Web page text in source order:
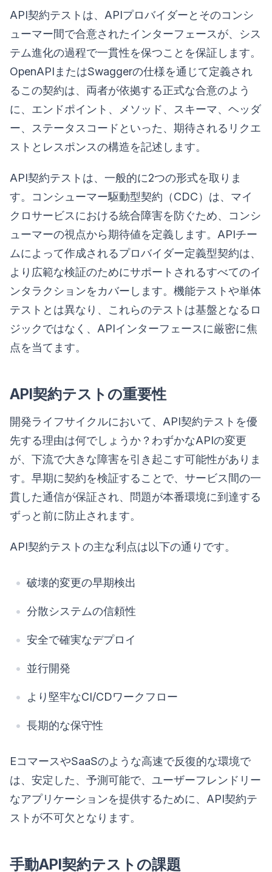
API契約テストは、APIプロバイダーとそのコンシ
ューマー間で合意されたインターフェースが、シス
テム進化の過程で一貫性を保つことを保証します。
OpenAPIまたはSwaggerの仕様を通じて定義され
るこの契約は、両者が依拠する正式な合意のよう
に、エンドポイント、メソッド、スキーマ、ヘッダ
ー、ステータスコードといった、期待されるリクエ
ストとレスポンスの構造を記述します。
API契約テストは、一般的に2つの形式を取りま
す。コンシューマー駆動型契約（CDC）は、マイ
クロサービスにおける統合障害を防ぐため、コンシ
ューマーの視点から期待値を定義します。APIチー
ムによって作成されるプロバイダー定義型契約は、
より広範な検証のためにサポートされるすべてのイ
ンタラクションをカバーします。機能テストや単体
テストとは異なり、これらのテストは基盤となるロ
ジックではなく、APIインターフェースに厳密に焦
点を当てます。
API契約テストの重要性
開発ライフサイクルにおいて、API契約テストを優
先する理由は何でしょうか？わずかなAPIの変更
が、下流で大きな障害を引き起こす可能性がありま
す。早期に契約を検証することで、サービス間の一
貫した通信が保証され、問題が本番環境に到達する
ずっと前に防止されます。
API契約テストの主な利点は以下の通りです。
破壊的変更の早期検出
分散システムの信頼性
安全で確実なデプロイ
並行開発
より堅牢なCI/CDワークフロー
長期的な保守性
EコマースやSaaSのような高速で反復的な環境で
は、安定した、予測可能で、ユーザーフレンドリー
なアプリケーションを提供するために、API契約テ
ストが不可欠となります。
手動API契約テストの課題